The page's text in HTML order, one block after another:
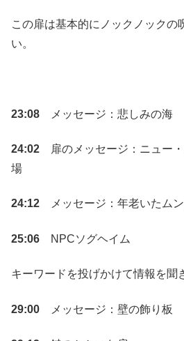
この扉は基本的にノックノックの
い。
23:08 メッセージ：悲しみの海
24:02 扉のメッセージ：ニュー
場
24:12 メッセージ：年老いたムン
25:06 NPCソグヘイム
キーワードを投げかけて情報を聞
29:00 メッセージ：壁の飾り板